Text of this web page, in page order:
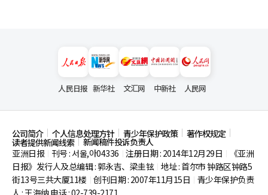
人民日报 新华社 文汇网 中新社 人民网
公司简介 个人信息处理方针 青少年保护政策 著作权规定
读者提供新闻线索
新闻稿件投诉负责人
亚洲日报
刊号 : 서울,아04336 注册日期 : 2014年12月29日
《亚洲
日报》发行人及总编辑 : 郭永吉、梁圭铉 地址 : 首尔市钟路区钟路5
街13号三共大厦11楼 创刊日期 : 2007年11月15日
青少年保护负责
人 : 王海纳 电话 : 02-739-2171